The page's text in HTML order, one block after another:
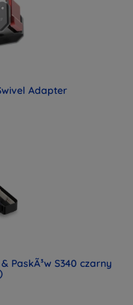
Adapter
PaskÃ³w S340 czarny